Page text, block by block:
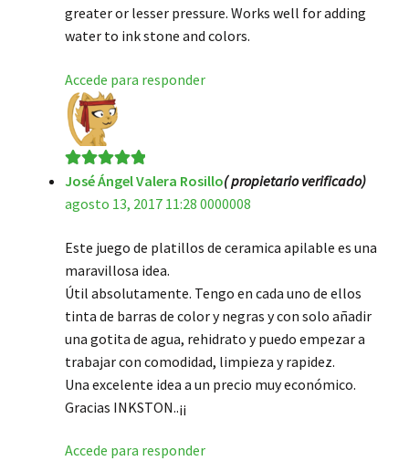
greater or lesser pressure. Works well for adding
water to ink stone and colors.
Accede para responder
Valorado en5
de 5
José Ángel Valera Rosillo( propietario verificado)
agosto 13, 2017 11:28 0000008
Este juego de platillos de ceramica apilable es una
maravillosa idea.
Útil absolutamente. Tengo en cada uno de ellos
tinta de barras de color y negras y con solo añadir
una gotita de agua, rehidrato y puedo empezar a
trabajar con comodidad, limpieza y rapidez.
Una excelente idea a un precio muy económico.
Gracias INKSTON..¡¡
Accede para responder